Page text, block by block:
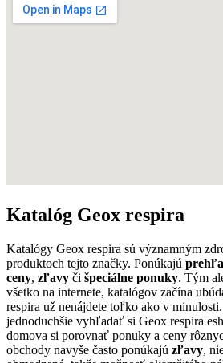
Katalóg Geox respira
Katalógy Geox respira sú významným
produktoch tejto značky. Ponúkajú
ceny, zľavy či špeciálne ponuky. Tým
všetko na internete, katalógov začína
respira už nenájdete toľko ako v
jednoduchšie vyhľadať si Geox respira
domova si porovnať ponuky a ceny
obchody navyše často ponúkajú zľavy,